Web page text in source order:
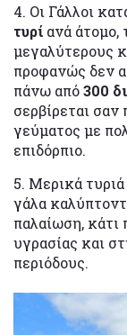
4. Οι Γάλλοι
τυρί ανά άτομο,
μεγαλύτερους
προφανώς δεν
πάνω από300
σερβίρεται
γεύματος με
επιδόρπιο.
5. Μερικά
γάλα
παλαίωση, κάτι
υγρασίας και
περιόδους.